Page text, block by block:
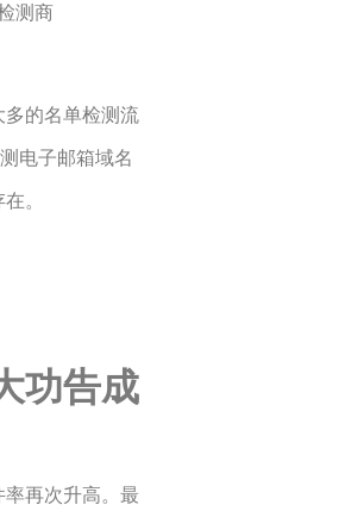
测商
的名单检测流
电子邮箱域名
。
功告成
再次升高。最